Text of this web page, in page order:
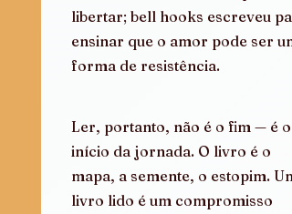
libertar; bell hooks escreveu
ensinar que o amor pode ser
forma de resistência.
Ler, portanto, não é o fim — é o
início da jornada. O livro é o
mapa, a semente, o estopim. Um
livro lido é um compromisso